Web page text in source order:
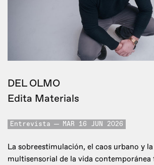
DEL OLMO
Edita Materials
Entrevista MAR 16 JUN 2026
La sobreestimulación, el caos urbano y
multisensorial de la vida